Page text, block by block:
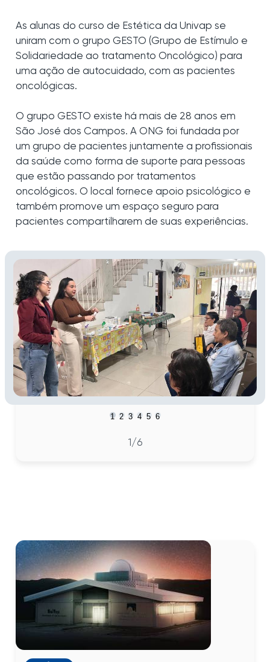
As alunas do curso de Estética da Univap se
uniram com o grupo GESTO (Grupo de Estímulo e
Solidariedade ao tratamento Oncológico) para
uma ação de autocuidado, com as pacientes
oncológicas.
O grupo GESTO existe há mais de 28 anos em
São José dos Campos. A ONG foi fundada por
um grupo de pacientes juntamente a profissionais
da saúde como forma de suporte para pessoas
que estão passando por tratamentos
oncológicos. O local fornece apoio psicológico e
também promove um espaço seguro para
pacientes compartilharem de suas experiências.
1 2 3 4 5 6
1/6